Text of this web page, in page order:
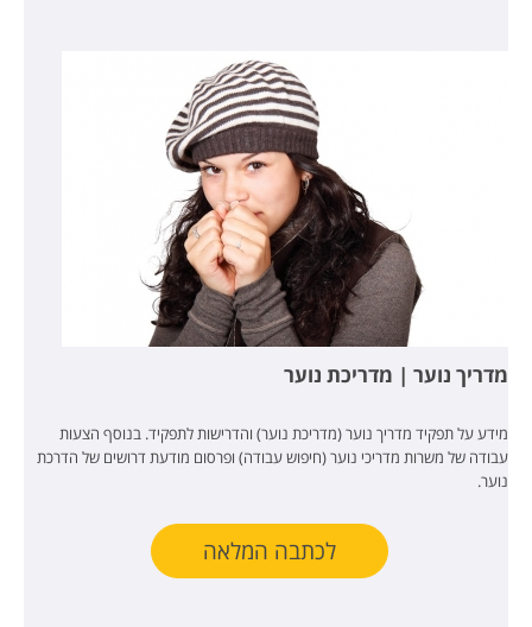
מדריך נוער | מדריכת נוער
מידע על תפקיד מדריך נוער (מדריכת נוער) והדרישות לתפקיד. בנוסף הצעות
עבודה של משרות מדריכי נוער (חיפוש עבודה) ופרסום מודעת דרושים של הדרכת
נוער.
לכתבה המלאה